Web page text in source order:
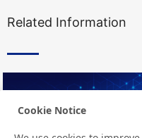
Related Information
Cookie Notice